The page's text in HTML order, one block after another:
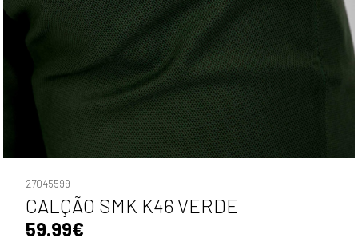
27045599
CALÇÃO SMK K46 VERDE
59.99€